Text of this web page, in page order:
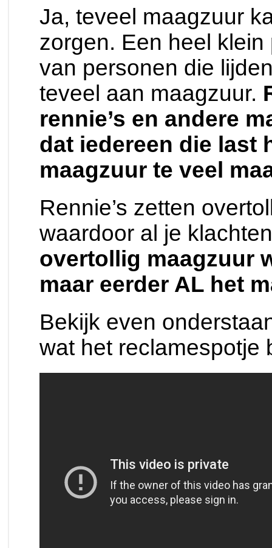
Ja, teveel maagzuur
zorgen. Een heel
van personen die
teveel aan maagzuur.
rennie’s en andere
dat iedereen die last
maagzuur te veel
Rennie’s zetten
waardoor al je
overtollig maagzuur
maar eerder AL het
Bekijk even
wat het reclamespotje